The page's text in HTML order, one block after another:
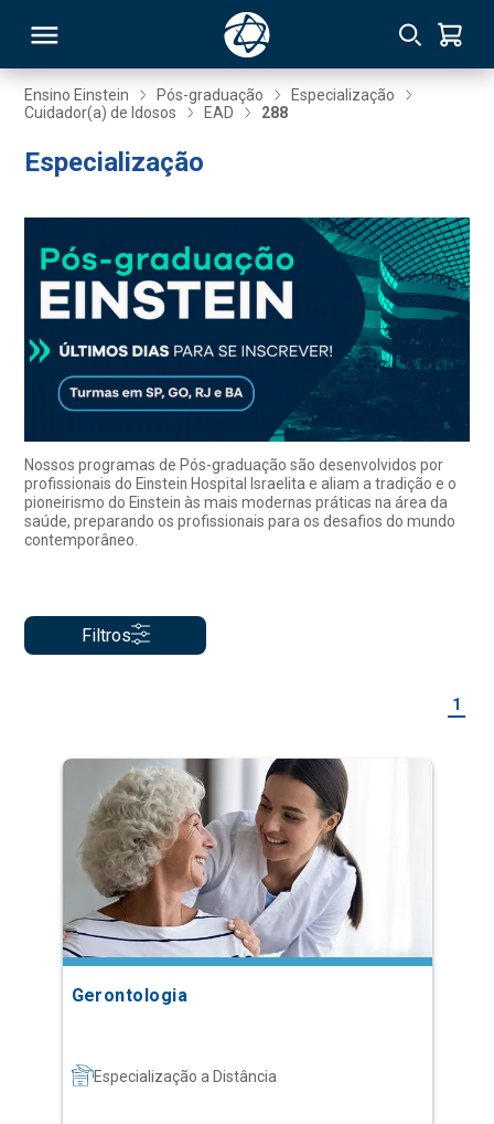
Ensino Einstein Pós-graduação
Especialização
Cuidador(a) de Idosos
EAD 288
Especialização
Nossos programas de Pós-graduação são desenvolvidos por
profissionais do Einstein Hospital Israelita e aliam a tradição e o
pioneirismo do Einstein às mais modernas práticas na área da
saúde, preparando os profissionais para os desafios do mundo
contemporâneo.
Filtros
1
Gerontologia
Especialização a Distância